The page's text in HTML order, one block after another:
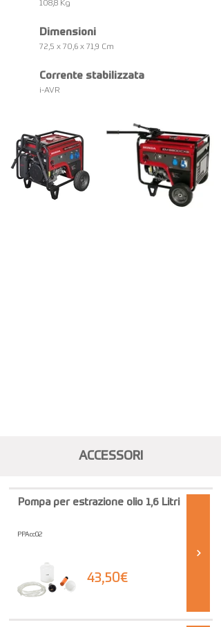
108,8 Kg
Dimensioni
72,5 x 70,6 x 71,9 Cm
Corrente stabilizzata
i-AVR
ACCESSORI
Pompa per estrazione olio 1,6 Litri
PPAcc02
43,50€